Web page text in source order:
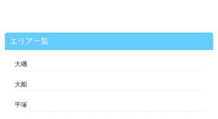
ン
エリア一覧
大磯
大船
平塚